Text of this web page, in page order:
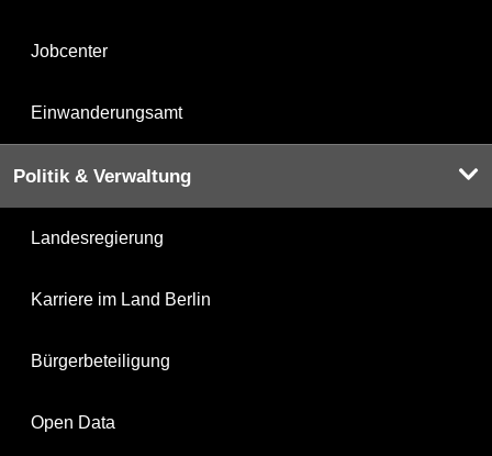
Jobcenter
Einwanderungsamt
Politik & Verwaltung
Landesregierung
Karriere im Land Berlin
Bürgerbeteiligung
Open Data